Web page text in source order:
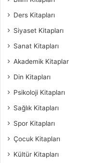
Ders Kitapları
Siyaset Kitapları
Sanat Kitapları
Akademik Kitaplar
Din Kitapları
Psikoloji Kitapları
Sağlık Kitapları
Spor Kitapları
Çocuk Kitapları
Kültür Kitapları